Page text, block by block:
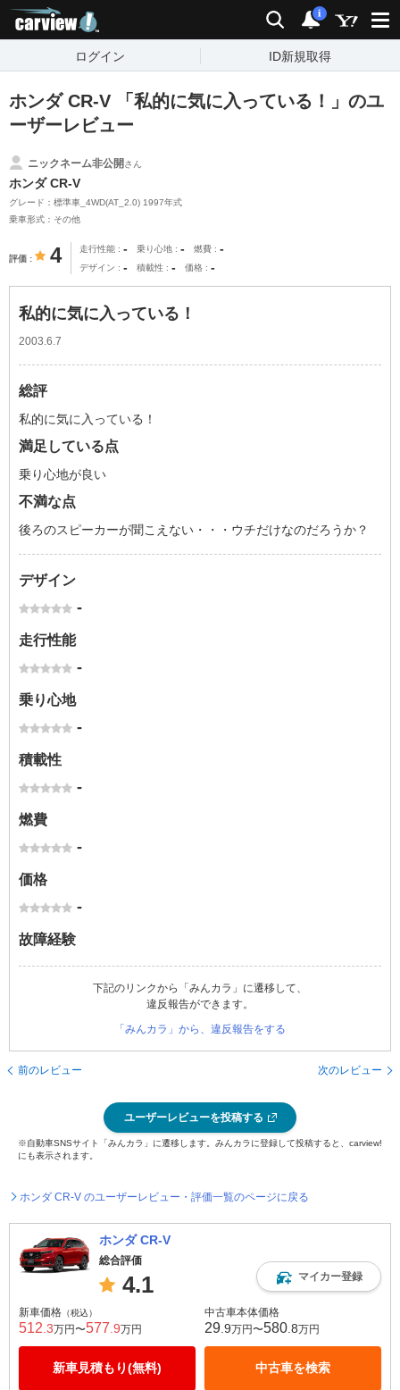
検索 通知
i
ログイン ID新規取得
ホンダ CR-V 「私的に気に入っている！」のユ
ーザーレビュー
ニックネーム非公開さん
ホンダ CR-V
グレード：標準車_4WD(AT_2.0) 1997年式
乗車形式：その他
評価 4 走行性能 - 乗り心地 - 燃費 -
デザイン - 積載性 - 価格 -
私的に気に入っている！
2003.6.7
総評
私的に気に入っている！
満足している点
乗り心地が良い
不満な点
後ろのスピーカーが聞こえない・・・ウチだけなのだろうか？
デザイン
-
走行性能
-
乗り心地
-
積載性
-
燃費
-
価格
-
故障経験
下記のリンクから「みんカラ」に遷移して、
違反報告ができます。
「みんカラ」から、違反報告をする
前のレビュー 次のレビュー
ユーザーレビューを投稿する
※自動車SNSサイト「みんカラ」に遷移します。みんカラに登録して投稿すると、carview!
にも表示されます。
ホンダ CR-V のユーザーレビュー・評価一覧のページに戻る
ホンダ CR-V
総合評価
4.1 マイカー登録
新車価格 （税込）
512 .3万円〜577 .9万円
新車見積もり(無料)
中古車本体価格
29 .9万円〜580 .8万円
中古車を検索